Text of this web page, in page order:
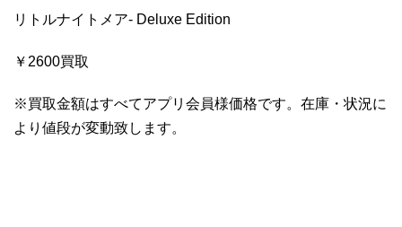
リトルナイトメア- Deluxe Edition
￥2600買取
※買取金額はすべてアプリ会員様価格です。在庫・状況に
より値段が変動致します。